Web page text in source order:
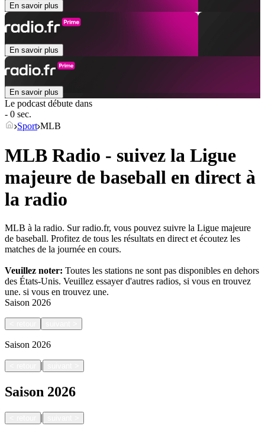
En savoir plus
En savoir plus
En savoir plus
Le podcast débute dans
- 0 sec.
Sport MLB
MLB Radio - suivez la Ligue
majeure de baseball en direct à
la radio
MLB à la radio. Sur radio.fr, vous pouvez suivre la Ligue majeure
de baseball. Profitez de tous les résultats en direct et écoutez les
matches de la journée en cours.
Veuillez noter: Toutes les stations ne sont pas disponibles en dehors
des États-Unis. Veuillez essayer d'autres radios, si vous en trouvez
une. si vous en trouvez une.
Saison 2026
Saison 2026
|
Saison 2026
|